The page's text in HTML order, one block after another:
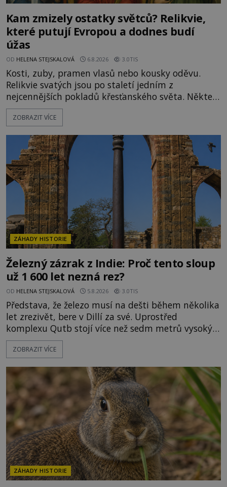
Kam zmizely ostatky světců? Relikvie,
které putují Evropou a dodnes budí
úžas
OD HELENA STEJSKALOVÁ 6.8.2026 3.0TIS
Kosti, zuby, pramen vlasů nebo kousky oděvu.
Relikvie svatých jsou po staletí jedním z
nejcennějších pokladů křesťanského světa. Některé
mají pečlivě doloženou historii, jiné provází
záhady, krádeže i nečekané objevy. Jejich osudy
o skutečné historické události. Ve středověké
Evropě mají relikvie mimořádnou hodnotu. Nejsou
jen předmětem úcty
ZOBRAZIT VÍCE
ZÁHADY HISTORIE
Železný zázrak z Indie: Proč tento sloup
už 1 600 let nezná rez?
OD HELENA STEJSKALOVÁ 5.8.2026 3.0TIS
Představa, že železo musí na dešti během několika
let zrezivět, bere v Dillí za své. Uprostřed
komplexu Qutb stojí více než sedm metrů vysoký
železný sloup, který už přibližně 1 600 let odolává
počasí s jen nepatrnými stopami koroze. Jeho
ztracených technologiích či tajemných
materiálech. Moderní metalurgie však ukazuje, že
skutečné vysvětlení je ješt
ZOBRAZIT VÍCE
ZÁHADY HISTORIE